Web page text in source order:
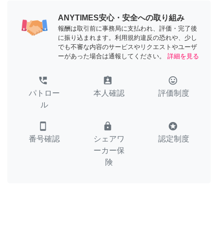
ANYTIMES安心・安全への取り組み
報酬は取引前に事務局に支払われ、評価・完了後
に振り込まれます。利用規約違反の恐れや、少し
でも不審な内容のサービスやリクエストやユーザ
ーがあった場合は通報してください。
詳細を見る
perm_phone_msg
パトロー
ル
assignment_ind
本人確認
tag_faces
評価制度
smartphone
番号確認
lock
シェアワ
ーカー保
険
stars
認定制度